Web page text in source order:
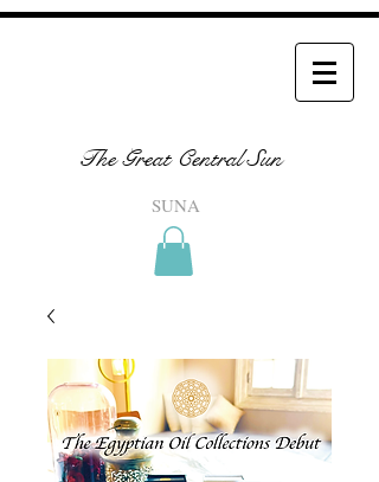
The Great Central Sun
SUNA